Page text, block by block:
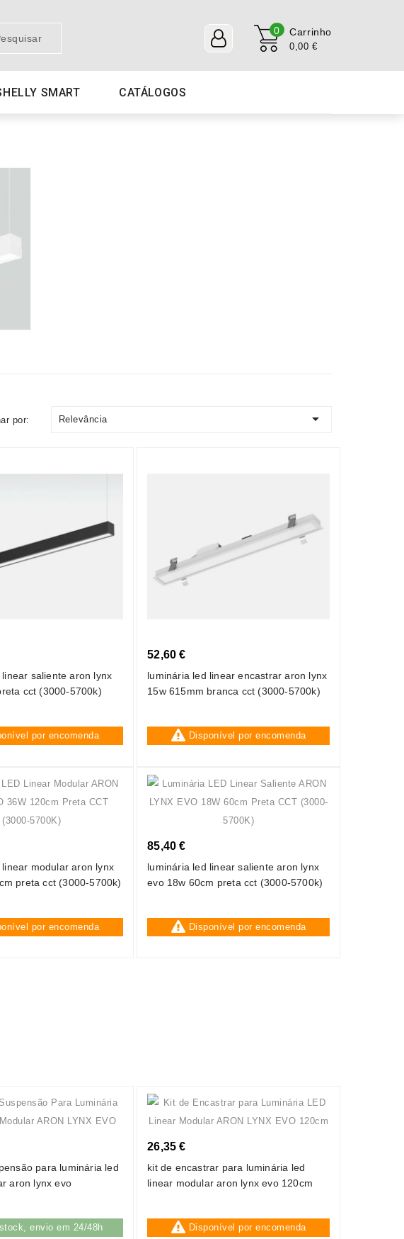
Carrinho
0,00 €
0
SMART CATÁLOGOS
por: Relevância 
saliente aron lynx
cct (3000-5700k)
por encomenda
52,60 €
luminária led linear encastrar aron lynx
15w 615mm branca cct (3000-5700k)
Disponível por encomenda
modular aron lynx
preta cct (3000-5700k)
por encomenda
85,40 €
luminária led linear saliente aron lynx
evo 18w 60cm preta cct (3000-5700k)
Disponível por encomenda
para luminária led
aron lynx evo
envio em 24/48h
26,35 €
kit de encastrar para luminária led
linear modular aron lynx evo 120cm
Disponível por encomenda